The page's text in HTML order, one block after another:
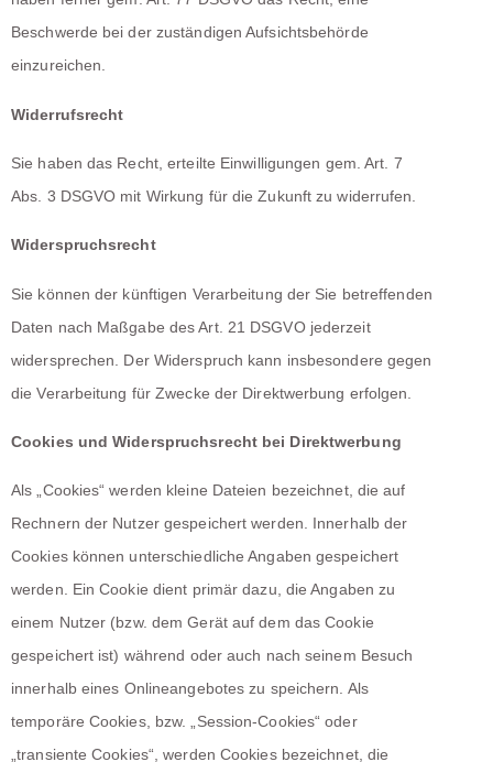
Beschwerde bei der zuständigen Aufsichtsbehörde
einzureichen.
Widerrufsrecht
Sie haben das Recht, erteilte Einwilligungen gem. Art. 7
Abs. 3 DSGVO mit Wirkung für die Zukunft zu widerrufen.
Widerspruchsrecht
Sie können der künftigen Verarbeitung der Sie betreffenden
Daten nach Maßgabe des Art. 21 DSGVO jederzeit
widersprechen. Der Widerspruch kann insbesondere gegen
die Verarbeitung für Zwecke der Direktwerbung erfolgen.
Cookies und Widerspruchsrecht bei Direktwerbung
Als „Cookies“ werden kleine Dateien bezeichnet, die auf
Rechnern der Nutzer gespeichert werden. Innerhalb der
Cookies können unterschiedliche Angaben gespeichert
werden. Ein Cookie dient primär dazu, die Angaben zu
einem Nutzer (bzw. dem Gerät auf dem das Cookie
gespeichert ist) während oder auch nach seinem Besuch
innerhalb eines Onlineangebotes zu speichern. Als
temporäre Cookies, bzw. „Session-Cookies“ oder
„transiente Cookies“, werden Cookies bezeichnet, die